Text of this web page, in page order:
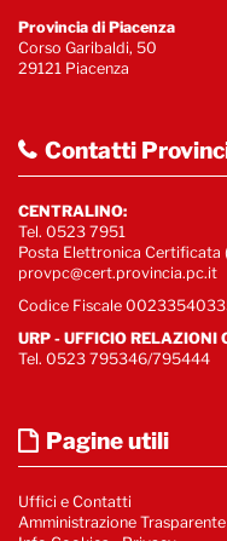
Provincia di Piacenza
Corso Garibaldi, 50
29121 Piacenza
Contatti
CENTRALINO:
Tel. 0523 7951
Posta Elettronica Certificata
provpc@cert.provincia.pc.it
Codice Fiscale
URP - UFFICIO RELAZIONI
Tel. 0523 795346/795444
Pagine utili
Uffici e Contatti
Amministrazione Trasparente